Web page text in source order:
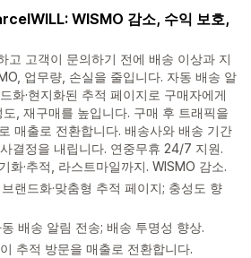
WISMO 감소, 수익 보호,
고 고객이 문의하기 전에 배송 이상과 지
업무량, 손실을 줄입니다. 자동 배송 알
화·현지화된 추적 페이지로 구매자에게
, 재구매를 높입니다. 구매 후 트래픽을
매출로 전환합니다. 배송사와 배송 기간
결정을 내립니다. 연중무휴 24/7 지원.
화·추적, 라스트마일까지. WISMO 감소.
랜드화·맞춤형 추적 페이지; 충성도 향
배송 알림 전송; 배송 투명성 향상.
추적 방문을 매출로 전환합니다.